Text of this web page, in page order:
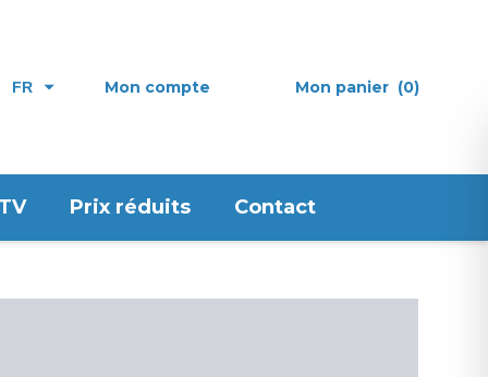
FR Mon compte Mon panier (0)
Prix réduits Contact